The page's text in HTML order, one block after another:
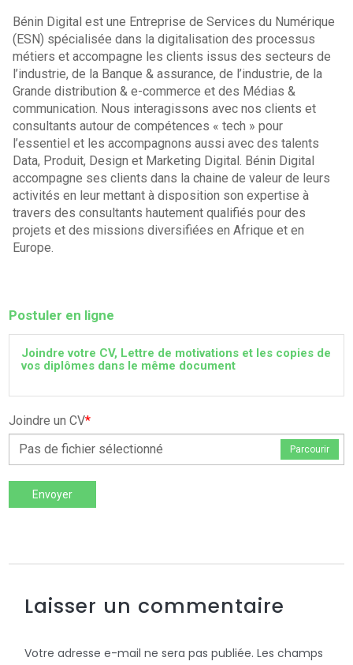
Bénin Digital est une Entreprise de Services du Numérique
(ESN) spécialisée dans la digitalisation des processus
métiers et accompagne les clients issus des secteurs de
l’industrie, de la Banque & assurance, de l’industrie, de la
Grande distribution & e-commerce et des Médias &
communication. Nous interagissons avec nos clients et
consultants autour de compétences « tech » pour
l’essentiel et les accompagnons aussi avec des talents
Data, Produit, Design et Marketing Digital. Bénin Digital
accompagne ses clients dans la chaine de valeur de leurs
activités en leur mettant à disposition son expertise à
travers des consultants hautement qualifiés pour des
projets et des missions diversifiées en Afrique et en
Europe.
Postuler en ligne
Joindre votre CV, Lettre de motivations et les copies de
vos diplômes dans le même document
Joindre un CV*
Pas de fichier sélectionné
Parcourir
Envoyer
Laisser un commentaire
Votre adresse e-mail ne sera pas publiée. Les champs